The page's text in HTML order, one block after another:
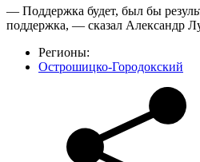
— Поддержка будет, был бы
поддержка, — сказал Александр
Регионы:
Острошицко-Городокский